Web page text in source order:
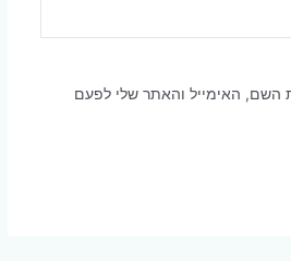
השם, האימייל והאתר שלי לפעם